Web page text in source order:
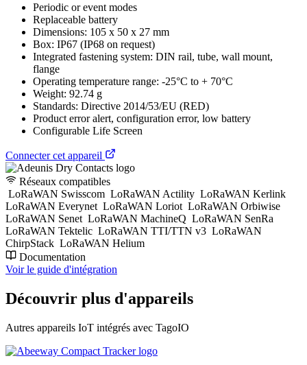
Periodic or event modes
Replaceable battery
Dimensions: 105 x 50 x 27 mm
Box: IP67 (IP68 on request)
Integrated fastening system: DIN rail, tube, wall mount,
flange
Operating temperature range: -25°C to + 70°C
Weight: 92.74 g
Standards: Directive 2014/53/EU (RED)
Product error alert, configuration error, low battery
Configurable Life Screen
Connecter cet appareil
Réseaux compatibles
LoRaWAN Swisscom LoRaWAN Actility LoRaWAN Kerlink
LoRaWAN Everynet LoRaWAN Loriot LoRaWAN Orbiwise
LoRaWAN Senet LoRaWAN MachineQ LoRaWAN SenRa
LoRaWAN Tektelic LoRaWAN TTI/TTN v3 LoRaWAN
ChirpStack LoRaWAN Helium
Documentation
Voir le guide d'intégration
Découvrir plus d'appareils
Autres appareils IoT intégrés avec TagoIO